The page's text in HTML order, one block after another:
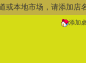
本地市场，请添加店
添加